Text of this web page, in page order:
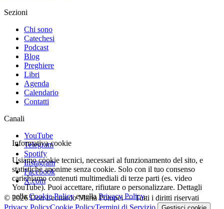
Sezioni
Chi sono
Catechesi
Podcast
Blog
Preghiere
Libri
Agenda
Calendario
Contatti
Canali
YouTube
Telegram
Spotify
Instagram
Facebook
X.com
© 2026 Don Leonardo Maria Pompei — Tutti i diritti riservati
Privacy PolicyCookie PolicyTermini di Servizio
Informativa cookie
Usiamo cookie tecnici, necessari al funzionamento del sito, e
statistiche anonime senza cookie. Solo con il tuo consenso
carichiamo contenuti multimediali di terze parti (es. video
YouTube). Puoi accettare, rifiutare o personalizzare. Dettagli
nellaCookie Policye nella Privacy Policy.